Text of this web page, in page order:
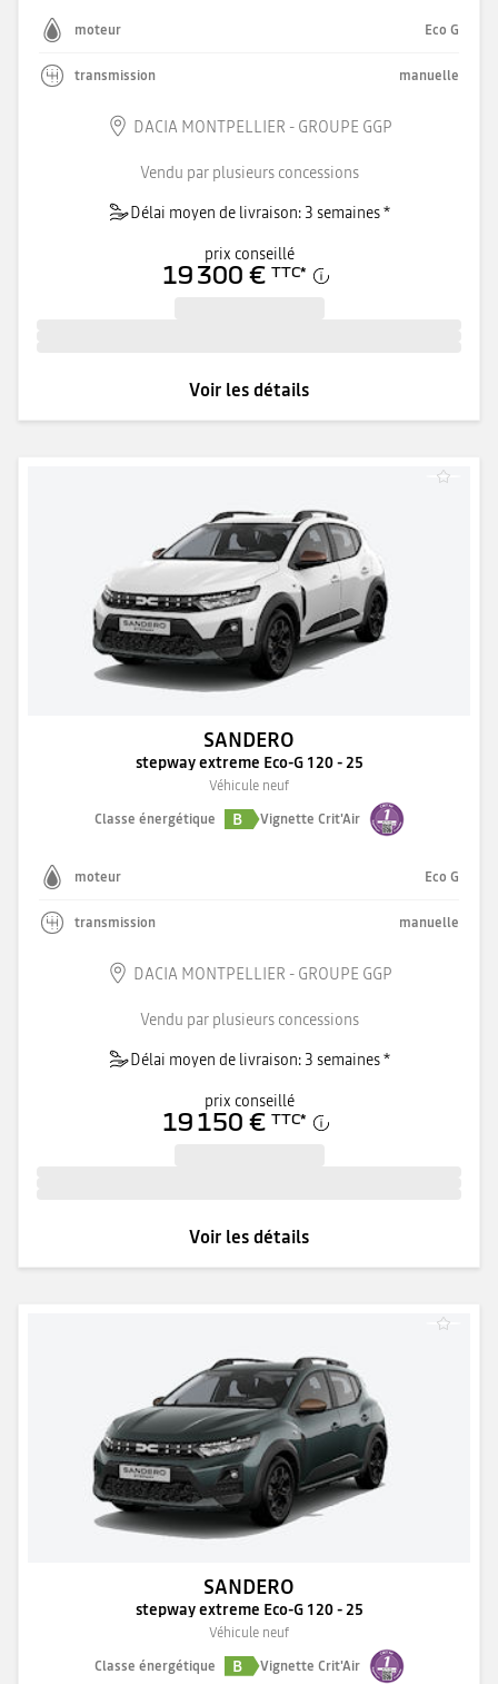
moteur Eco G
transmission manuelle
DACIA MONTPELLIER - GROUPE GGP
Vendu par plusieurs concessions
Délai moyen de livraison: 3 semaines *
prix conseillé
19 300 € TTC*
Voir les détails
SANDERO
stepway extreme Eco-G 120 - 25
Véhicule neuf
Classe énergétique
B Vignette Crit'Air
moteur Eco G
transmission manuelle
DACIA MONTPELLIER - GROUPE GGP
Vendu par plusieurs concessions
Délai moyen de livraison: 3 semaines *
prix conseillé
19 150 € TTC*
Voir les détails
SANDERO
stepway extreme Eco-G 120 - 25
Véhicule neuf
Classe énergétique
B Vignette Crit'Air